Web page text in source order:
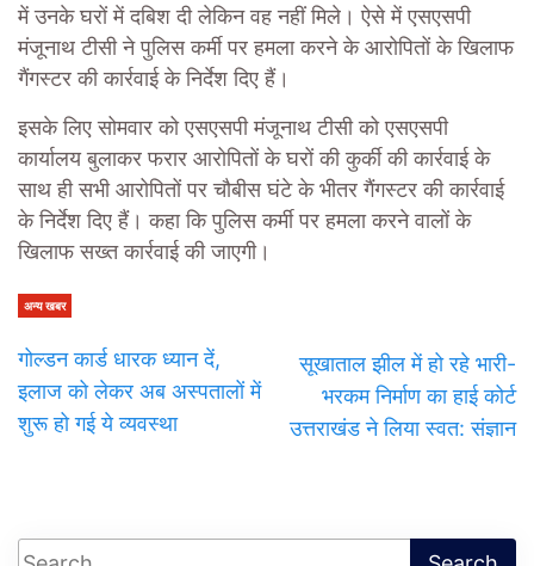
में उनके घरों में दबिश दी लेकिन वह नहीं मिले। ऐसे में एसएसपी
मंजूनाथ टीसी ने पुलिस कर्मी पर हमला करने के आरोपितों के खिलाफ
गैंगस्टर की कार्रवाई के निर्देश दिए हैं।
इसके लिए सोमवार को एसएसपी मंजूनाथ टीसी को एसएसपी
कार्यालय बुलाकर फरार आरोपितों के घरों की कुर्की की कार्रवाई के
साथ ही सभी आरोपितों पर चौबीस घंटे के भीतर गैंगस्टर की कार्रवाई
के निर्देश दिए हैं। कहा कि पुलिस कर्मी पर हमला करने वालों के
खिलाफ सख्त कार्रवाई की जाएगी।
अन्य खबर
गोल्डन कार्ड धारक ध्यान दें,
इलाज को लेकर अब अस्पतालों में
शुरू हो गई ये व्यवस्था
सूखाताल झील में हो रहे भारी-
भरकम निर्माण का हाई कोर्ट
उत्तराखंड ने लिया स्वत: संज्ञान